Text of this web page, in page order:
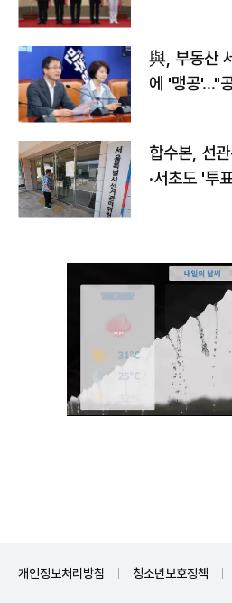
與, 부동산
에 '맹공'…"
합수본, 선
·서초도 '투
개인정보처리방침 청소년보호정책